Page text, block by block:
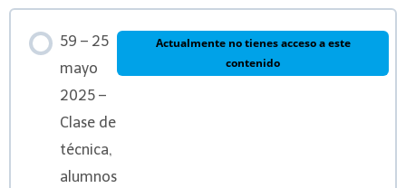
59 – 25
mayo
2025 –
Clase de
técnica,
alumnos
Actualmente no tienes acceso a este
contenido